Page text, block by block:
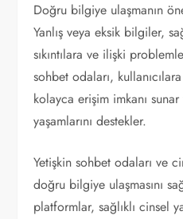
Doğru bilgiye ulaşmanın
Yanlış veya eksik bilgiler,
sıkıntılara ve ilişki
sohbet odaları,
kolayca erişim imkanı
yaşamlarını destekler.
Yetişkin sohbet odaları ve
doğru bilgiye ulaşmasını
platformlar, sağlıklı cinsel